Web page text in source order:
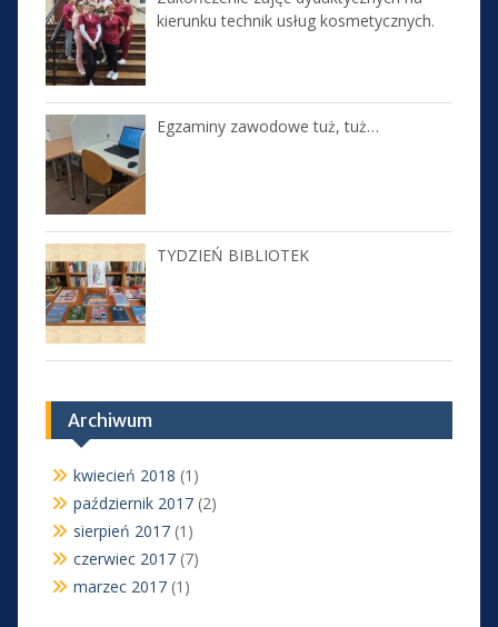
kierunku technik usług kosmetycznych.
Egzaminy zawodowe tuż, tuż…
TYDZIEŃ BIBLIOTEK
Archiwum
kwiecień 2018 (1)
październik 2017(2)
sierpień 2017(1)
czerwiec 2017(7)
marzec 2017(1)